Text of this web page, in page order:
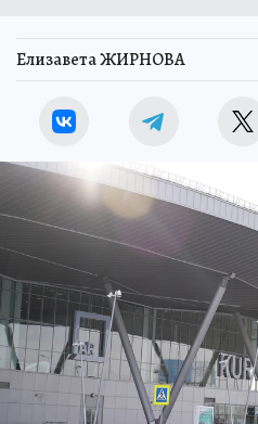
Елизавета ЖИРНОВА